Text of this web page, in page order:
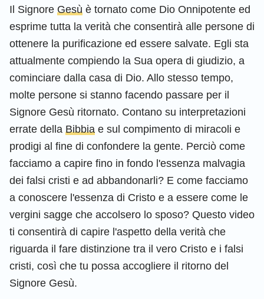
Il Signore Gesù è tornato come Dio Onnipotente ed
esprime tutta la verità che consentirà alle persone di
ottenere la purificazione ed essere salvate. Egli sta
attualmente compiendo la Sua opera di giudizio, a
cominciare dalla casa di Dio. Allo stesso tempo,
molte persone si stanno facendo passare per il
Signore Gesù ritornato. Contano su interpretazioni
errate della Bibbia e sul compimento di miracoli e
prodigi al fine di confondere la gente. Perciò come
facciamo a capire fino in fondo l'essenza malvagia
dei falsi cristi e ad abbandonarli? E come facciamo
a conoscere l'essenza di Cristo e a essere come le
vergini sagge che accolsero lo sposo? Questo video
ti consentirà di capire l'aspetto della verità che
riguarda il fare distinzione tra il vero Cristo e i falsi
cristi, così che tu possa accogliere il ritorno del
Signore Gesù.